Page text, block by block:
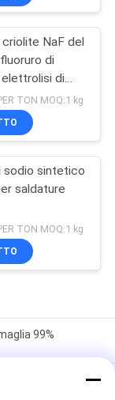
NaF del
di
di
TON MOQ:1 kg
sodio sintetico
saldature
TON MOQ:1 kg
99%
Cryolite CAS